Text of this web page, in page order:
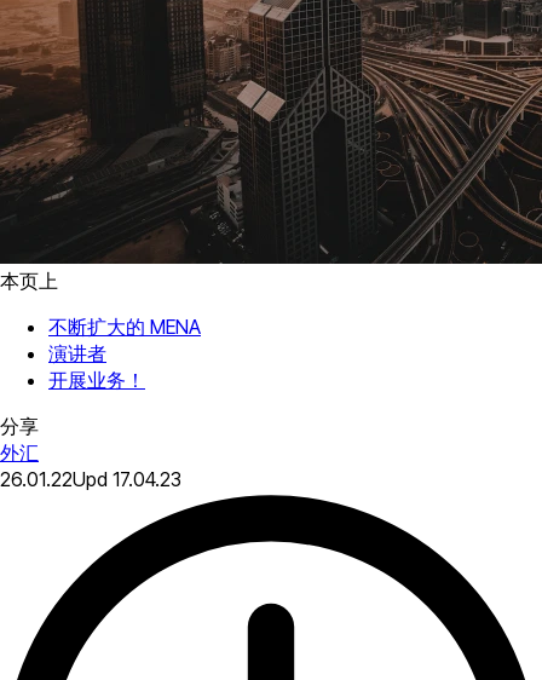
本页上
不断扩大的 MENA
演讲者
开展业务！
分享
外汇
26.01.22Upd 17.04.23